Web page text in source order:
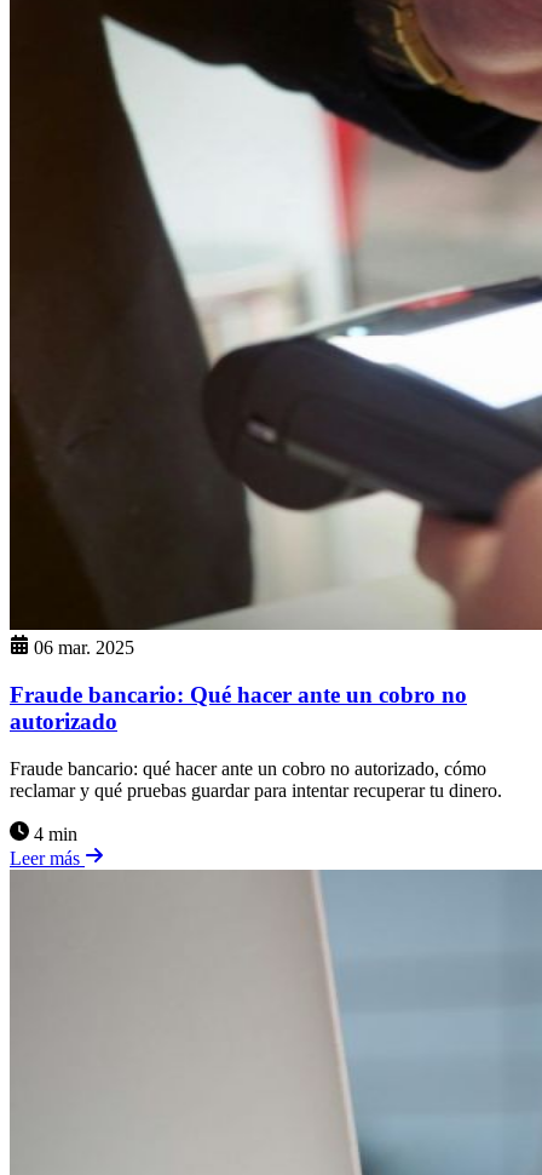
06 mar. 2025
Fraude bancario: Qué hacer ante un cobro no
autorizado
Fraude bancario: qué hacer ante un cobro no autorizado, cómo
reclamar y qué pruebas guardar para intentar recuperar tu dinero.
4 min
Leer más